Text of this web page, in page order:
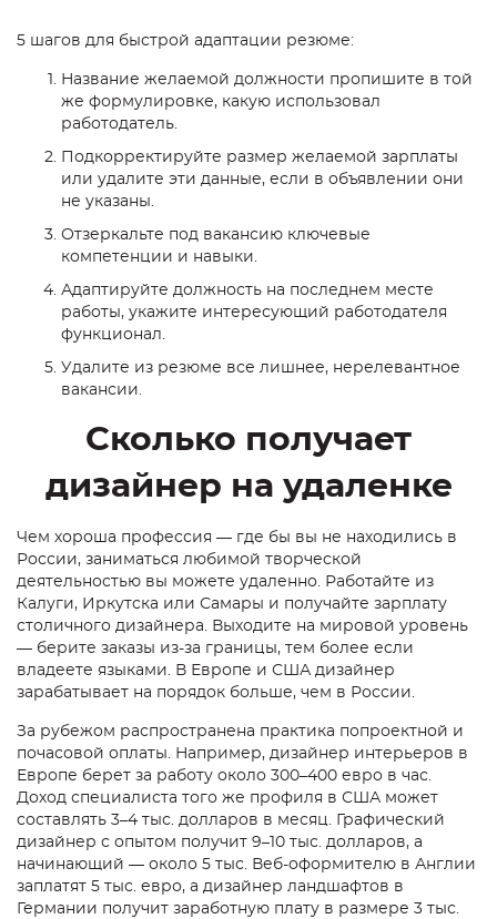
5 шагов для быстрой адаптации резюме:
Название желаемой должности пропишите в той
же формулировке, какую использовал
работодатель.
Подкорректируйте размер желаемой зарплаты
или удалите эти данные, если в объявлении они
не указаны.
Отзеркальте под вакансию ключевые
компетенции и навыки.
Адаптируйте должность на последнем месте
работы, укажите интересующий работодателя
функционал.
Удалите из резюме все лишнее, нерелевантное
вакансии.
Сколько получает
дизайнер на удаленке
Чем хороша профессия — где бы вы не находились в
России, заниматься любимой творческой
деятельностью вы можете удаленно. Работайте из
Калуги, Иркутска или Самары и получайте зарплату
столичного дизайнера. Выходите на мировой уровень
— берите заказы из-за границы, тем более если
владеете языками. В Европе и США дизайнер
зарабатывает на порядок больше, чем в России.
За рубежом распространена практика попроектной и
почасовой оплаты. Например, дизайнер интерьеров в
Европе берет за работу около 300–400 евро в час.
Доход специалиста того же профиля в США может
составлять 3–4 тыс. долларов в месяц. Графический
дизайнер с опытом получит 9–10 тыс. долларов, а
начинающий — около 5 тыс. Веб-оформителю в Англии
заплатят 5 тыс. евро, а дизайнер ландшафтов в
Германии получит заработную плату в размере 3 тыс.